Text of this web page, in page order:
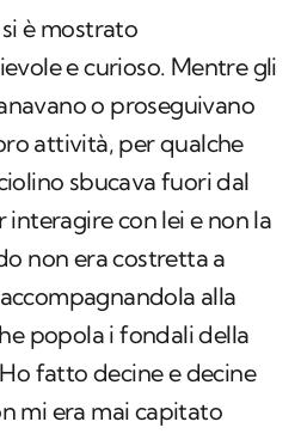
è mostrato
e curioso. Mentre gli
o proseguivano
attività, per qualche
sbucava fuori dal
interagire con lei e non la
non era costretta a
alla
popola i fondali della
fatto decine e decine
mi era mai capitato